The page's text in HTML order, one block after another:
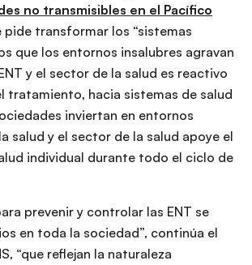
no transmisibles en el Pacífico
pide transformar los “sistemas
que los entornos insalubres agravan
y el sector de la salud es reactivo
tratamiento, hacia sistemas de salud
inviertan en entornos
salud y el sector de la salud apoye el
individual durante todo el ciclo de
prevenir y controlar las ENT se
en toda la sociedad”, continúa el
“que reflejan la naturaleza